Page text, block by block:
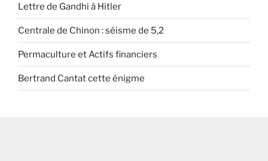
Lettre de Gandhi à Hitler
Centrale de Chinon : séisme de 5,2
Permaculture et Actifs financiers
Bertrand Cantat cette énigme